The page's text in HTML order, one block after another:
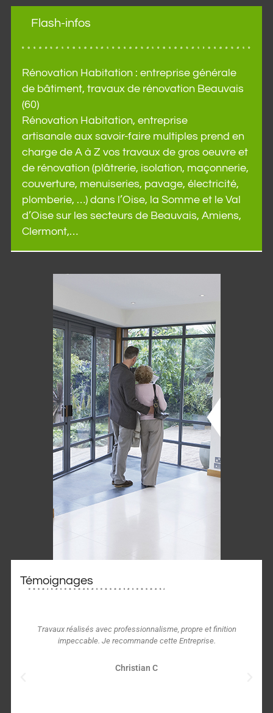
Flash-infos
Rénovation Habitation : entreprise générale
de bâtiment, travaux de rénovation Beauvais
(60)
Rénovation Habitation, entreprise
artisanale aux savoir-faire multiples prend en
charge de A à Z vos travaux de gros oeuvre et
de rénovation (plâtrerie, isolation, maçonnerie,
couverture, menuiseries, pavage, électricité,
plomberie, …) dans l’Oise, la Somme et le Val
d’Oise sur les secteurs de Beauvais, Amiens,
Clermont,…
Témoignages
Travaux réalisés avec professionnalisme, propre et finition
impeccable. Je recommande cette Entreprise.
Christian C